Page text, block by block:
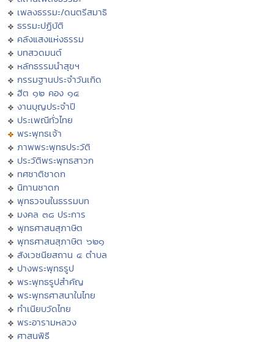
เพลงธรรมะ/ดนตรีสมาธิ
ธรรมะปฏิบัติ
คลังแสงแห่งธรรม
บทสวดมนต์
หลักธรรมนำสุขฯ
กรรมฐานประจำวันเกิด
ฮีต ๑๒ คอง ๑๔
งานบุญประจำปี
ประเพณีทั่วไทย
พระพุทธเจ้า
ภาพพระพุทธประวัติ
ประวัติพระพุทธสาวก
ทศชาติชาดก
นิทานชาดก
พุทธวจนในธรรมบท
มงคล ๓๘ ประการ
พุทธศาสนสุภาษิต
พุทธศาสนสุภาษิต ๖๒๑
สังเวชนียสถาน ๔ ตำบล
ปางพระพุทธรูป
พระพุทธรูปสำคัญ
พระพุทธศาสนาในไทย
ทำเนียบวัดไทย
พระอารามหลวง
ศาสนพิธี